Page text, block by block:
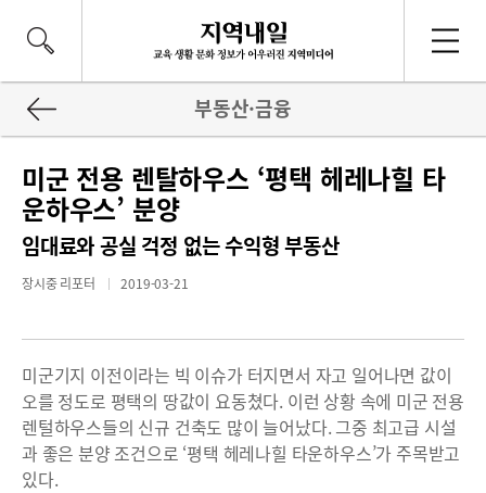
부동산·금융
미군 전용 렌탈하우스 ‘평택 헤레나힐 타
운하우스’ 분양
임대료와 공실 걱정 없는 수익형 부동산
장시중 리포터 2019-03-21
미군기지 이전이라는 빅 이슈가 터지면서 자고 일어나면 값이
오를 정도로 평택의 땅값이 요동쳤다. 이런 상황 속에 미군 전용
렌털하우스들의 신규 건축도 많이 늘어났다. 그중 최고급 시설
과 좋은 분양 조건으로 ‘평택 헤레나힐 타운하우스’가 주목받고
있다.